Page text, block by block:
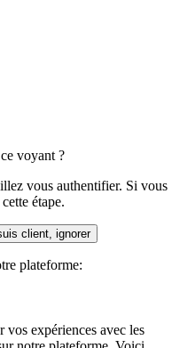
voyant ?
vous authentifier. Si vous
étape.
client, ignorer
plateforme:
vos expériences avec les